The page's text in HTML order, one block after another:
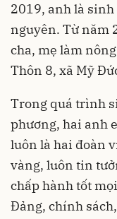
2019, anh là
nguyên. Từ năm
cha, mẹ làm
Thôn 8, xã Mỹ
Trong quá trình
phương, hai anh
luôn là hai đoàn
vàng, luôn tin
chấp hành tốt
Đảng, chính